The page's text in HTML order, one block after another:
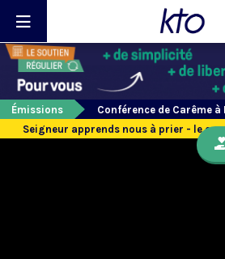
Émissions
Conférence de Carême
Seigneur apprends nous à prier - le